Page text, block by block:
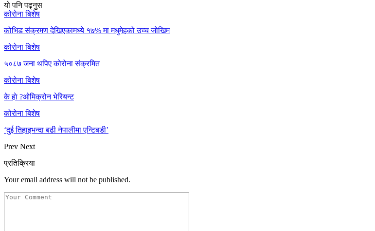
यो पनि पढ्नुस
कोरोना बिशेष
कोभिड संक्रमण देखिएकामध्ये १७% मा मधुमेहको उच्च जोखिम
कोरोना बिशेष
५०८७ जना थपिए कोरोना संक्रमित
कोरोना बिशेष
के हाे ?ओमिक्रोन भेरियन्ट
कोरोना बिशेष
‘दुई तिहाइभन्दा बढी नेपालीमा एन्टिबडी’
Prev Next
प्रतिक्रिया
Your email address will not be published.